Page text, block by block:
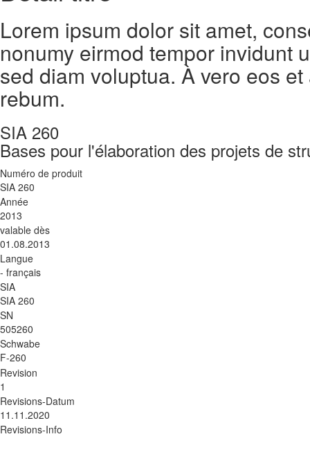
Lorem ipsum dolor sit amet,
nonumy eirmod tempor invidunt
sed diam voluptua. À vero eos
rebum.
SIA 260
Bases pour l'élaboration des projets de
Numéro de produit
SIA 260
Année
2013
valable dès
01.08.2013
Langue
- français
SIA
SIA 260
SN
505260
Schwabe
F-260
Revision
1
Revisions-Datum
11.11.2020
Revisions-Info